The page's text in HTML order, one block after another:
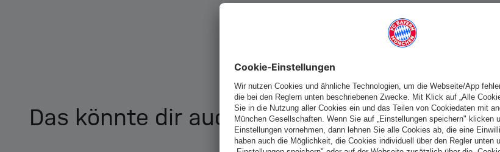
Das könnte dir auch gefallen